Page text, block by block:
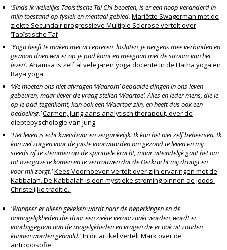
'Sinds ik wekelijks Taoïstische Tai Chi beoefen, is er een hoop veranderd in
mijn toestand op fysiek en mentaal gebied. Mariëtte Swagerman met de
ziekte Secundair progressieve Multiple Sclerose vertelt over
‘Taoïstische Tai’
'Yoga heeft te maken met accepteren, loslaten, je nergens mee verbinden en
gewoon doen wat er op je pad komt en meegaan met de stroom van het
leven'. Ahamsa is zelf al vele jaren yoga docente in de Hatha yoga en
Raya yoga.
‘We moeten ons niet afvragen ‘Waarom’ bepaalde dingen in ons leven
gebeuren, maar liever de vraag stellen ‘Waartoe’. Alles en ieder mens, die je
op je pad tegenkomt, kan ook een ‘Waartoe’ zijn, en heeft dus ook een
bedoeling.’Carmen, Jungiaans analytisch therapeut, over de
dieptepyschologie van Jung
'Het leven is echt kwetsbaar en vergankelijk. Ik kan het niet zelf beheersen. Ik
kan wel zorgen voor de juiste voorwaarden om gezond te leven en mij
steeds af te stemmen op de spirituele kracht, maar uiteindelijk gaat het om
tot overgave te komen en te vertrouwen dat de Oerkracht mij draagt en
voor mij zorgt.'Kees Voorhoeven vertelt over zijn ervaringen met de
Kabbalah. De Kabbalah is een mystieke stroming binnen de Joods-
Christelijke traditie.
'Wanneer er alleen gekeken wordt naar de beperkingen en de
onmogelijkheden die door een ziekte veroorzaakt worden, wordt er
voorbijgegaan aan de mogelijkheden en vragen die er ook uit zouden
kunnen worden gehaald.'In dit artikel vertelt Mark over de
antroposofie